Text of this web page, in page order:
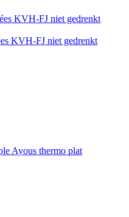
KVH-FJ niet gedrenkt
KVH-FJ niet gedrenkt
Ayous thermo plat